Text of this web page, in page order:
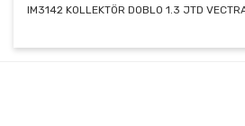
IM3142 KOLLEKTÖR DOBLO 1.3 JTD